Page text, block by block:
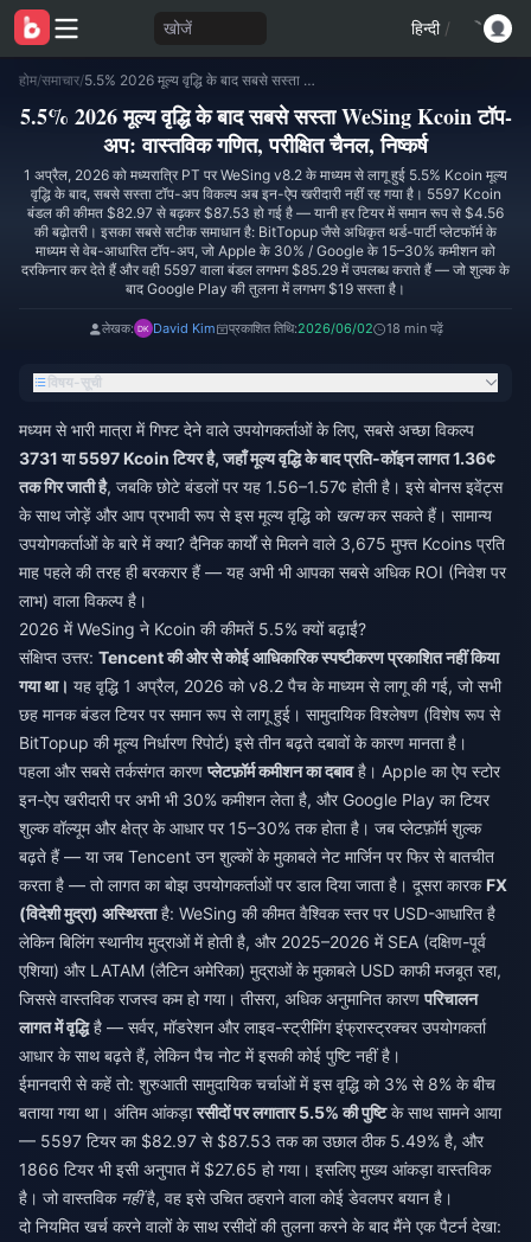
खोजें हिन्दी /
होम/समाचार/ 5.5% 2026 मूल्य वृद्धि के बाद सबसे सस्ता WeSing Kcoin टॉप-अप: वास्तविक गणित, परीक्षित चैनल, निष्कर्ष
5.5% 2026 मूल्य वृद्धि के बाद सबसे सस्ता WeSing Kcoin टॉप-
अप: वास्तविक गणित, परीक्षित चैनल, निष्कर्ष
1 अप्रैल, 2026 को मध्यरात्रि PT पर WeSing v8.2 के माध्यम से लागू हुई 5.5% Kcoin मूल्य
वृद्धि के बाद, सबसे सस्ता टॉप-अप विकल्प अब इन-ऐप खरीदारी नहीं रह गया है। 5597 Kcoin
बंडल की कीमत $82.97 से बढ़कर $87.53 हो गई है — यानी हर टियर में समान रूप से $4.56
की बढ़ोतरी। इसका सबसे सटीक समाधान है: BitTopup जैसे अधिकृत थर्ड-पार्टी प्लेटफॉर्म के
माध्यम से वेब-आधारित टॉप-अप, जो Apple के 30% / Google के 15–30% कमीशन को
दरकिनार कर देते हैं और वही 5597 वाला बंडल लगभग $85.29 में उपलब्ध कराते हैं — जो शुल्क के
बाद Google Play की तुलना में लगभग $19 सस्ता है।
लेखक: David Kim प्रकाशित तिथि:2026/06/02 18 min पढ़ें
विषय-सूची
मध्यम से भारी मात्रा में गिफ्ट देने वाले उपयोगकर्ताओं के लिए, सबसे अच्छा विकल्प
3731 या 5597 Kcoin टियर है, जहाँ मूल्य वृद्धि के बाद प्रति-कॉइन लागत 1.36¢
तक गिर जाती है, जबकि छोटे बंडलों पर यह 1.56–1.57¢ होती है। इसे बोनस इवेंट्स
के साथ जोड़ें और आप प्रभावी रूप से इस मूल्य वृद्धि को खत्मकर सकते हैं। सामान्य
उपयोगकर्ताओं के बारे में क्या? दैनिक कार्यों से मिलने वाले 3,675 मुफ्त Kcoins प्रति
माह पहले की तरह ही बरकरार हैं — यह अभी भी आपका सबसे अधिक ROI (निवेश पर
लाभ) वाला विकल्प है।
2026 में WeSing ने Kcoin की कीमतें 5.5% क्यों बढ़ाईं?
संक्षिप्त उत्तर: Tencent की ओर से कोई आधिकारिक स्पष्टीकरण प्रकाशित नहीं किया
गया था। यह वृद्धि 1 अप्रैल, 2026 को v8.2 पैच के माध्यम से लागू की गई, जो सभी
छह मानक बंडल टियर पर समान रूप से लागू हुई। सामुदायिक विश्लेषण (विशेष रूप से
BitTopup की मूल्य निर्धारण रिपोर्ट) इसे तीन बढ़ते दबावों के कारण मानता है।
पहला और सबसे तर्कसंगत कारणप्लेटफ़ॉर्म कमीशन का दबावहै। Apple का ऐप स्टोर
इन-ऐप खरीदारी पर अभी भी 30% कमीशन लेता है, और Google Play का टियर
शुल्क वॉल्यूम और क्षेत्र के आधार पर 15–30% तक होता है। जब प्लेटफ़ॉर्म शुल्क
बढ़ते हैं — या जब Tencent उन शुल्कों के मुकाबले नेट मार्जिन पर फिर से बातचीत
करता है — तो लागत का बोझ उपयोगकर्ताओं पर डाल दिया जाता है। दूसरा कारक FX
(विदेशी मुद्रा) अस्थिरताहै: WeSing की कीमत वैश्विक स्तर पर USD-आधारित है
लेकिन बिलिंग स्थानीय मुद्राओं में होती है, और 2025–2026 में SEA (दक्षिण-पूर्व
एशिया) और LATAM (लैटिन अमेरिका) मुद्राओं के मुकाबले USD काफी मजबूत रहा,
जिससे वास्तविक राजस्व कम हो गया। तीसरा, अधिक अनुमानित कारणपरिचालन
लागत में वृद्धिहै — सर्वर, मॉडरेशन और लाइव-स्ट्रीमिंग इंफ्रास्ट्रक्चर उपयोगकर्ता
आधार के साथ बढ़ते हैं, लेकिन पैच नोट में इसकी कोई पुष्टि नहीं है।
ईमानदारी से कहें तो: शुरुआती सामुदायिक चर्चाओं में इस वृद्धि को 3% से 8% के बीच
बताया गया था। अंतिम आंकड़ारसीदों पर लगातार 5.5% की पुष्टिके साथ सामने आया
— 5597 टियर का $82.97 से $87.53 तक का उछाल ठीक 5.49% है, और
1866 टियर भी इसी अनुपात में $27.65 हो गया। इसलिए मुख्य आंकड़ा वास्तविक
है। जो वास्तविक नहींहै, वह इसे उचित ठहराने वाला कोई डेवलपर बयान है।
दो नियमित खर्च करने वालों के साथ रसीदों की तुलना करने के बाद मैंने एक पैटर्न देखा: